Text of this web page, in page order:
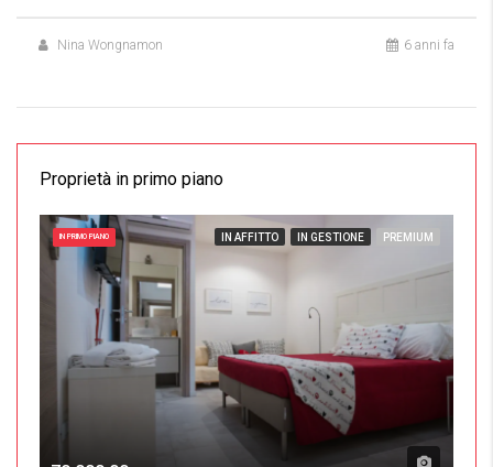
Nina Wongnamon 6 anni fa
Proprietà in primo piano
IN PRIMO PIANO IN AFFITTO IN GESTIONE PREMIUM